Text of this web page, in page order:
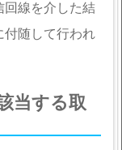
回線を介した結
付随して行われ
当する取